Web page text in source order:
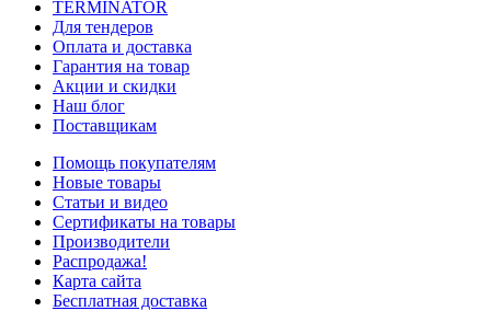
TERMINATOR
Для тендеров
Оплата и доставка
Гарантия на товар
Акции и скидки
Наш блог
Поставщикам
Помощь покупателям
Новые товары
Статьи и видео
Сертификаты на товары
Производители
Распродажа!
Карта сайта
Бесплатная доставка